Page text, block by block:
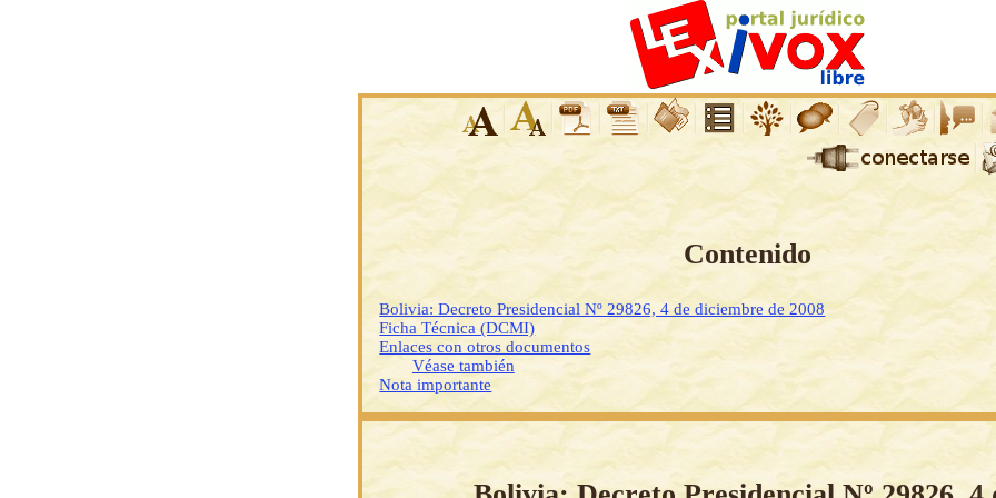
Contenido
Bolivia: Decreto Presidencial Nº 29826, 4 de diciembre de 2008
Ficha Técnica (DCMI)
Enlaces con otros documentos
Véase también
Nota importante